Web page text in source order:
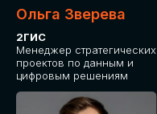
Ольга Зверева
2ГИС
Менеджер стратегических
проектов по данным и
цифровым решениям